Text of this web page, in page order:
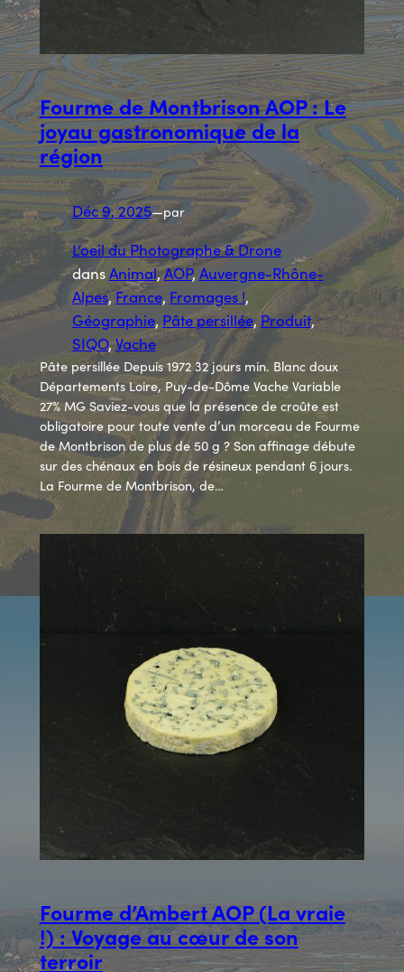
Fourme de Montbrison AOP : Le
joyau gastronomique de la
région
Déc 9, 2025—par
L’oeil du Photographe & Drone
dansAnimal, AOP, Auvergne-Rhône-
Alpes, France, Fromages !
Géographie, Pâte persillée, Produit ,
SIQO, Vache
Pâte persillée Depuis 1972 32 jours min. Blanc doux
Départements Loire, Puy-de-Dôme Vache Variable
27% MG Saviez-vous que la présence de croûte est
obligatoire pour toute vente d’un morceau de Fourme
de Montbrison de plus de 50 g ? Son affinage débute
sur des chénaux en bois de résineux pendant 6 jours.
La Fourme de Montbrison, de…
Fourme d’Ambert AOP (La vraie
!) : Voyage au cœur de son
terroir